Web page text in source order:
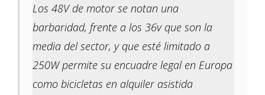
Los 48V de motor se notan una
barbaridad, frente a los 36v que son la
media del sector, y que esté limitado a
250W permite su encuadre legal en Europa
como bicicletas en alquiler asistida